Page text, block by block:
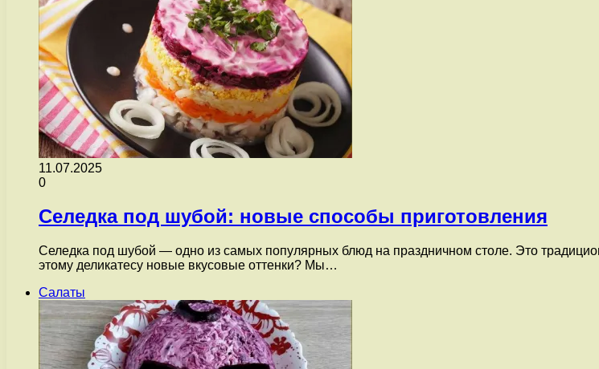
11.07.2025
0
Селедка под шубой: новые способы приготовления
Селедка под шубой — одно из самых популярных блюд на праздничном столе. Это
этому деликатесу новые вкусовые оттенки? Мы…
Салаты